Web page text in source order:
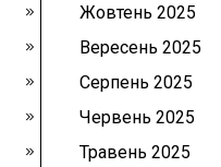
Жовтень 2025
Вересень 2025
Серпень 2025
Червень 2025
Травень 2025